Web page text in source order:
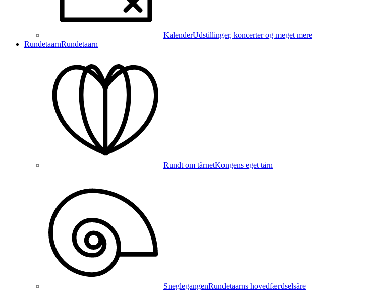
KalenderUdstillinger, koncerter og meget mere
RundetaarnRundetaarn
Rundt om tårnetKongens eget tårn
SneglegangenRundetaarns hovedfærdselsåre